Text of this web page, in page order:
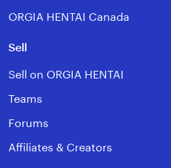
ORGIA HENTAI Canada
Sell
Sell on ORGIA HENTAI
Teams
Forums
Affiliates & Creators